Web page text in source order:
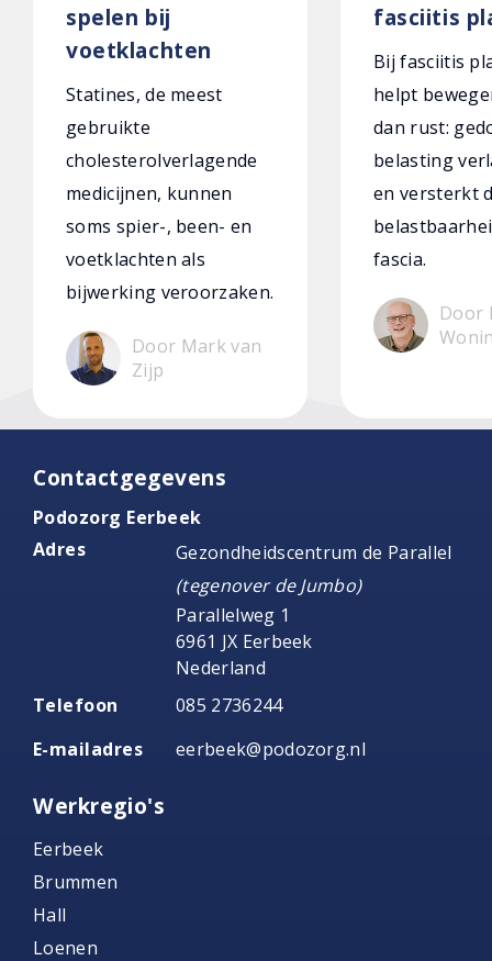
spelen bij
voetklachten
Statines, de meest
gebruikte
cholesterolverlagende
medicijnen, kunnen
soms spier-, been- en
voetklachten als
bijwerking veroorzaken.
Door Mark van
Zijp
fasciitis
Bij fasciitis
helpt
dan rust:
belasting
en versterkt
fascia.
Door
Contactgegevens
Podozorg Eerbeek
Adres
Gezondheidscentrum de Parallel
(tegenover de Jumbo)
Parallelweg 1
6961 JX Eerbeek
Nederland
Telefoon
085 2736244
E-mailadres
eerbeek@podozorg.nl
Werkregio's
Eerbeek
Brummen
Hall
Loenen